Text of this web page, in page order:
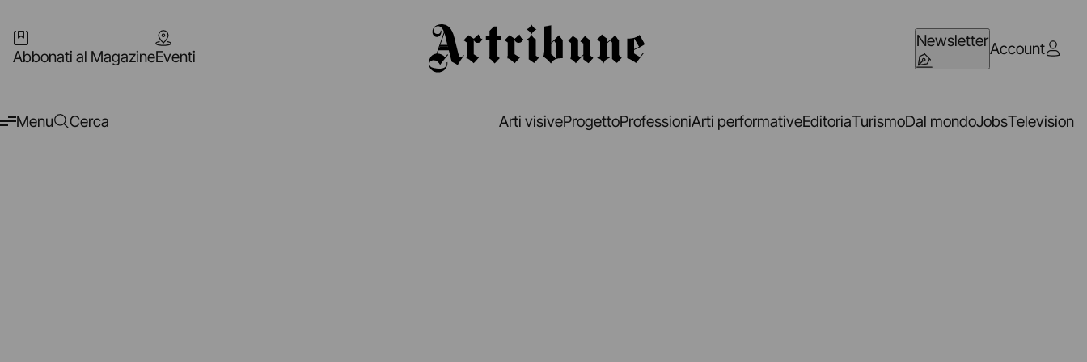
Abbonati al MagazineEventi
NewsletterAccount
Menu Cerca Arti visiveProgettoProfessioniArti performativeEditoriaTurismoDal mondoJobsTelevision